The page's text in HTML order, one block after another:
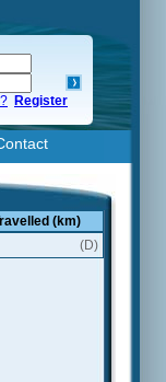
Register
(km)
(D)